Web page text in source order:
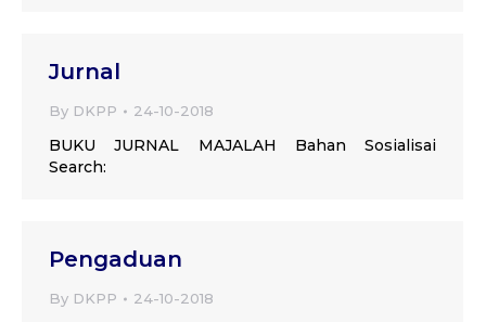
Jurnal
By DKPP 24-10-2018
BUKU JURNAL MAJALAH Bahan Sosialisai
Search:
Pengaduan
By DKPP 24-10-2018